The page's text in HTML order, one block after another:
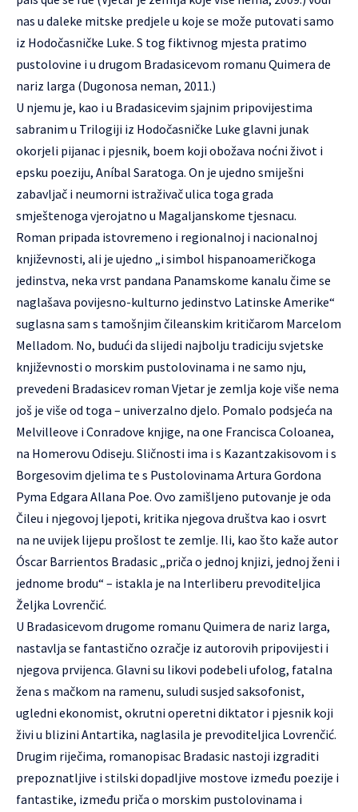
nas u daleke mitske predjele u koje se može putovati samo
iz Hodočasničke Luke. S tog fiktivnog mjesta pratimo
pustolovine i u drugom Bradasicevom romanu Quimera de
nariz larga (Dugonosa neman, 2011.)
U njemu je, kao i u Bradasicevim sjajnim pripovijestima
sabranim u Trilogiji iz Hodočasničke Luke glavni junak
okorjeli pijanac i pjesnik, boem koji obožava noćni život i
epsku poeziju, Aníbal Saratoga. On je ujedno smiješni
zabavljač i neumorni istraživač ulica toga grada
smještenoga vjerojatno u Magaljanskome tjesnacu.
Roman pripada istovremeno i regionalnoj i nacionalnoj
književnosti, ali je ujedno „i simbol hispanoameričkoga
jedinstva, neka vrst pandana Panamskome kanalu čime se
naglašava povijesno-kulturno jedinstvo Latinske Amerike“
suglasna sam s tamošnjim čileanskim kritičarom Marcelom
Melladom. No, budući da slijedi najbolju tradiciju svjetske
književnosti o morskim pustolovinama i ne samo nju,
prevedeni Bradasicev roman Vjetar je zemlja koje više nema
još je više od toga – univerzalno djelo. Pomalo podsjeća na
Melvilleove i Conradove knjige, na one Francisca Coloanea,
na Homerovu Odiseju. Sličnosti ima i s Kazantzakisovom i s
Borgesovim djelima te s Pustolovinama Artura Gordona
Pyma Edgara Allana Poe. Ovo zamišljeno putovanje je oda
Čileu i njegovoj ljepoti, kritika njegova društva kao i osvrt
na ne uvijek lijepu prošlost te zemlje. Ili, kao što kaže autor
Óscar Barrientos Bradasic „priča o jednoj knjizi, jednoj ženi i
jednome brodu“ – istakla je na Interliberu prevoditeljica
Željka Lovrenčić.
U Bradasicevom drugome romanu Quimera de nariz larga,
nastavlja se fantastično ozračje iz autorovih pripovijesti i
njegova prvijenca. Glavni su likovi podebeli ufolog, fatalna
žena s mačkom na ramenu, suludi susjed saksofonist,
ugledni ekonomist, okrutni operetni diktator i pjesnik koji
živi u blizini Antartika, naglasila je prevoditeljica Lovrenčić.
Drugim riječima, romanopisac Bradasic nastoji izgraditi
prepoznatljive i stilski dopadljive mostove između poezije i
fantastike, između priča o morskim pustolovinama i